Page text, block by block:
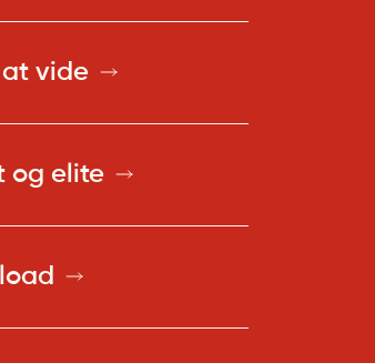
vide
og elite